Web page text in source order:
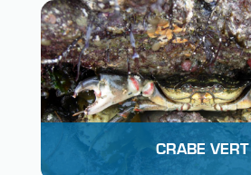
CRABE VERT